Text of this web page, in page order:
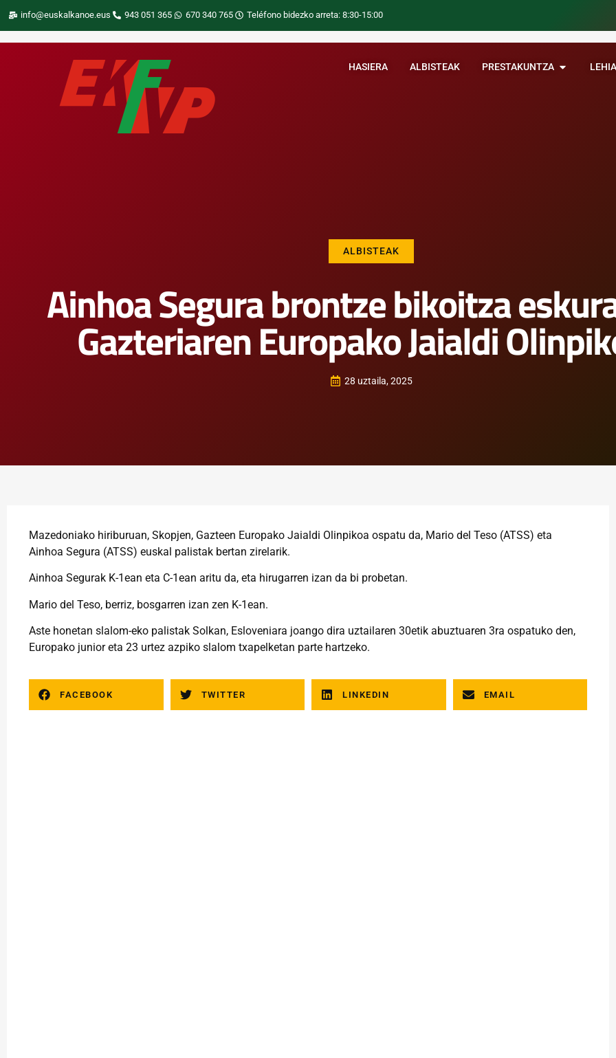
info@euskalkanoe.eus 943 051 365 670 340 765 Teléfono bidezko arreta: 8:30-15:00
HASIERA ALBISTEAK PRESTAKUNTZA
ALBISTEAK
Ainhoa Segura brontze bikoitza
Gazteriaren Europako Jaialdi
28 uztaila, 2025
Mazedoniako hiriburuan, Skopjen, Gazteen Europako Jaialdi Olinpikoa ospatu da, Mario del Teso (ATSS) eta
Ainhoa Segura (ATSS) euskal palistak bertan zirelarik.
Ainhoa Segurak K-1ean eta C-1ean aritu da, eta hirugarren izan da bi probetan.
Mario del Teso, berriz, bosgarren izan zen K-1ean.
Aste honetan slalom-eko palistak Solkan, Esloveniara joango dira uztailaren 30etik abuztuaren 3ra ospatuko den,
Europako junior eta 23 urtez azpiko slalom txapelketan parte hartzeko.
FACEBOOK TWITTER LINKEDIN EMAIL